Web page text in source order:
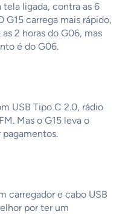
ligada, contra as 6
G15 carrega mais rápido,
2 horas do G06, mas
é do G06.
USB Tipo C 2.0, rádio
Mas o G15 leva o
carregador e cabo USB
por ter um